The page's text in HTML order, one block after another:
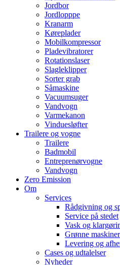
Jordbor
Jordlopppe
Kranarm
Køreplader
Mobilkompressor
Pladevibratorer
Rotationslaser
Slagleklipper
Sorter grab
Såmaskine
Vacuumsuger
Vandvogn
Varmekanon
Vinduesløfter
Trailere og vogne
Trailere
Badmobil
Entreprenørvogne
Vandvogn
Zero Emission
Om
Services
Rådgivning og
Service på stedet
Vask og
Grønne
Levering og
Cases og udtalelser
Nyheder